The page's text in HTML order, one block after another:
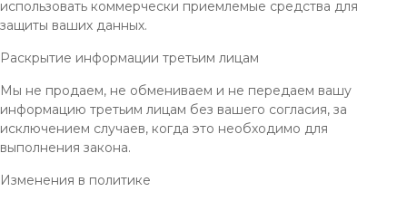
использовать коммерчески приемлемые средства для
защиты ваших данных.
Раскрытие информации третьим лицам
Мы не продаем, не обмениваем и не передаем вашу
информацию третьим лицам без вашего согласия, за
исключением случаев, когда это необходимо для
выполнения закона.
Изменения в политике